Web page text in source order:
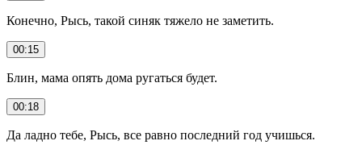
Конечно, Рысь, такой синяк тяжело не заметить.
00:15
Блин, мама опять дома ругаться будет.
00:18
Да ладно тебе, Рысь, все равно последний год учишься.